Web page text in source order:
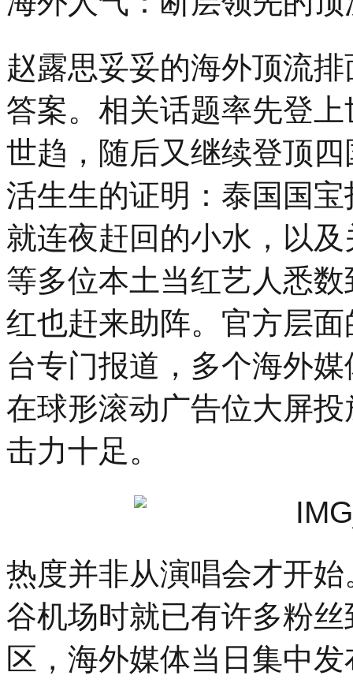
国
年
设
师
时
装
总
决
赛
在
杭
州
上
德
寿
宫
隆
举
行。
越
赵露思妥妥的海外顶流
答案。相关话题率先登
世趋，随后又继续登顶
活生生的证明：泰国国
就连夜赶回的小水，以
等多位本土当红艺人悉
红也赶来助阵。官方层
台专门报道，多个海外
在球形滚动广告位大屏
击力十足。
热度并非从演唱会才开
谷机场时就已有许多粉
区，海外媒体当日集中